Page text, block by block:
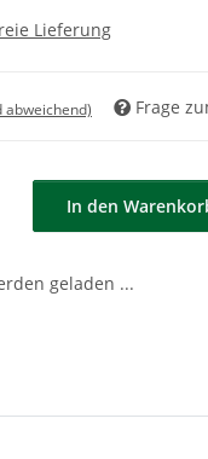
Lieferung
abweichend) Frage
In den
geladen ...